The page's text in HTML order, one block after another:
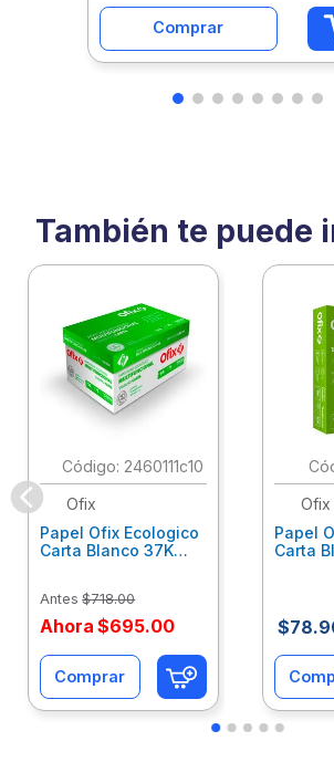
Comprar
También te puede
: 2460111c10
Ofix
Papel Ofix Ecologico
Carta Blanco 37K
Antes $718.00
Ahora $695.00
Comprar
Ofix
Papel
Carta
$78.